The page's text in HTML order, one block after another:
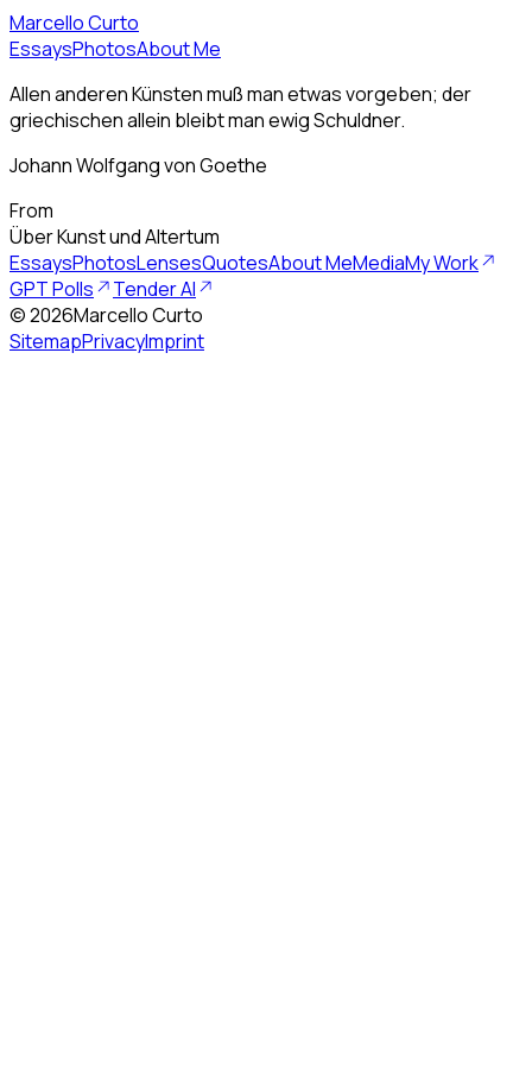
Marcello Curto
EssaysPhotosAbout Me
Allen anderen Künsten muß man etwas vorgeben; der
griechischen allein bleibt man ewig Schuldner.
Johann Wolfgang von Goethe
From
Über Kunst und Altertum
EssaysPhotosLensesQuotesAbout MeMediaMy Work
GPT Polls
Tender AI
©2026Marcello Curto
SitemapPrivacyImprint